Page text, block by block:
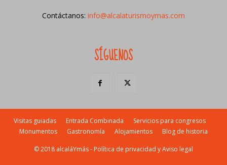
Contáctanos: info@alcalaturismoymas.com
SÍGUENOS
Visitas guiadas Entrada Combinada
Servicios para congresos
Monumentos
Gastronomía Alojamientos Blog de historia
© 2018 alcaláYmás - Política de privacidad y Aviso legal